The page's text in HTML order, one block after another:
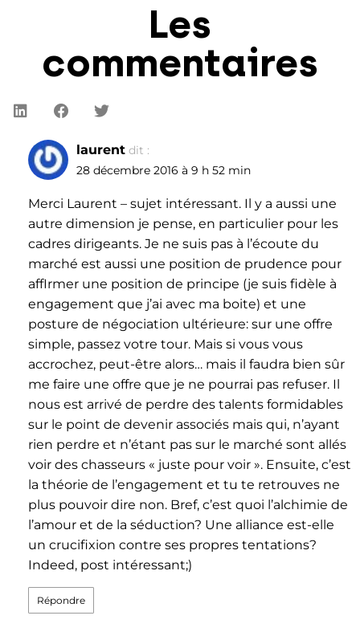
Les
commentaires
laurent dit :
28 décembre 2016 à 9 h 52 min
Merci Laurent – sujet intéressant. Il y a aussi une
autre dimension je pense, en particulier pour les
cadres dirigeants. Je ne suis pas à l’écoute du
marché est aussi une position de prudence pour
affIrmer une position de principe (je suis fidèle à
engagement que j’ai avec ma boite) et une
posture de négociation ultérieure: sur une offre
simple, passez votre tour. Mais si vous vous
accrochez, peut-être alors… mais il faudra bien sûr
me faire une offre que je ne pourrai pas refuser. Il
nous est arrivé de perdre des talents formidables
sur le point de devenir associés mais qui, n’ayant
rien perdre et n’étant pas sur le marché sont allés
voir des chasseurs « juste pour voir ». Ensuite, c’est
la théorie de l’engagement et tu te retrouves ne
plus pouvoir dire non. Bref, c’est quoi l’alchimie de
l’amour et de la séduction? Une alliance est-elle
un crucifixion contre ses propres tentations?
Indeed, post intéressant;)
Répondre